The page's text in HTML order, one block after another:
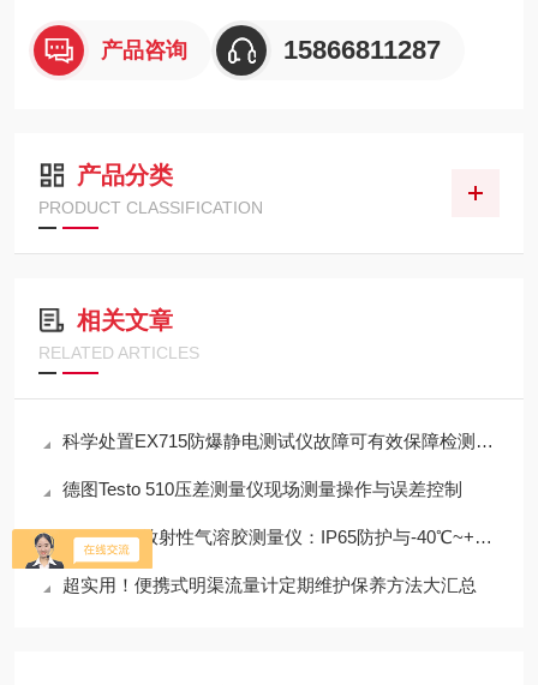
产品咨询 15866811287
产品分类
PRODUCT CLASSIFICATION
相关文章
RELATED ARTICLES
科学处置EX715防爆静电测试仪故障可有效保障检测工作正常开展
德图Testo 510压差测量仪现场测量操作与误差控制
MR-G310放射性气溶胶测量仪：IP65防护与-40℃~+50℃宽温工作能力
超实用！便携式明渠流量计定期维护保养方法大汇总